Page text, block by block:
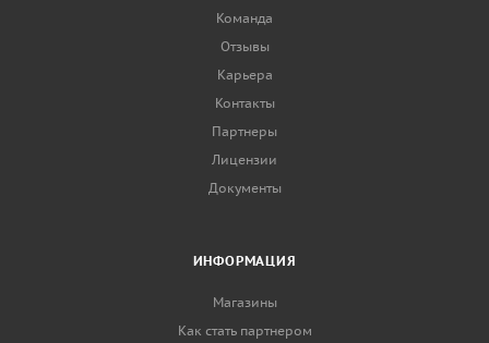
Команда
Отзывы
Карьера
Контакты
Партнеры
Лицензии
Документы
ИНФОРМАЦИЯ
Магазины
Как стать партнером